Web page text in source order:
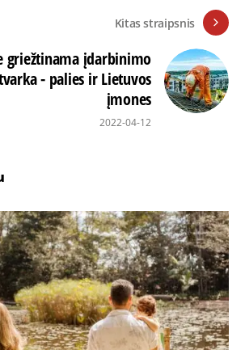
Kitas straipsnis
griežtinama įdarbinimo
- palies ir Lietuvos
įmones
2022-04-12